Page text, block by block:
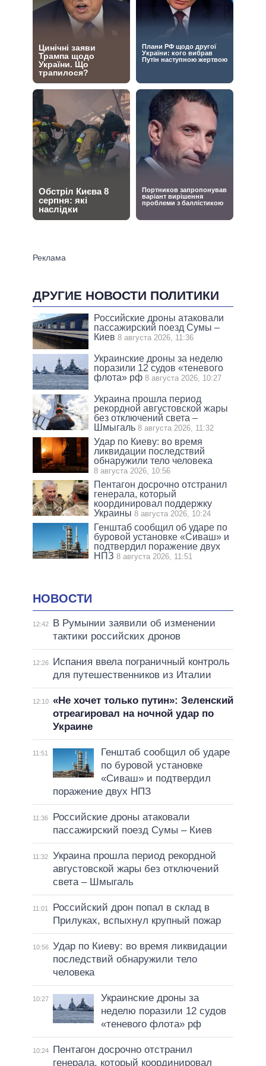
ДРУГИЕ НОВОСТИ ПОЛИТИКИ
Российские дроны атаковали
пассажирский поезд Сумы –
Киев 8 августа 2026, 11:36
Украинские дроны за неделю
поразили 12 судов «теневого
флота» рф 8 августа 2026, 10:27
Украина прошла период
рекордной августовской жары
без отключений света –
Шмыгаль 8 августа 2026, 11:32
Удар по Киеву: во время
ликвидации последствий
обнаружили тело человека
8 августа 2026, 10:56
Пентагон досрочно отстранил
генерала, который
координировал поддержку
Украины 8 августа 2026, 10:24
Генштаб сообщил об ударе по
буровой установке «Сиваш» и
подтвердил поражение двух
НПЗ 8 августа 2026, 11:51
НОВОСТИ
12:42
В Румынии заявили об изменении
тактики российских дронов
12:26
Испания ввела пограничный контроль
для путешественников из Италии
12:10 «Не хочет только путин»: Зеленский
отреагировал на ночной удар по
Украине
11:51
Генштаб сообщил об ударе
по буровой установке
«Сиваш» и подтвердил
поражение двух НПЗ
11:36
Российские дроны атаковали
пассажирский поезд Сумы – Киев
11:32
Украина прошла период рекордной
августовской жары без отключений
света – Шмыгаль
11:01
Российский дрон попал в склад в
Прилуках, вспыхнул крупный пожар
10:56 Удар по Киеву: во время ликвидации
последствий обнаружили тело
человека
10:27
Украинские дроны за
неделю поразили 12 судов
«теневого флота» рф
10:24
Пентагон досрочно отстранил
генерала, который координировал